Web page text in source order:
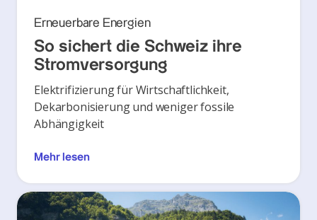
Erneuerbare Energien
So sichert die Schweiz ihre
Stromversorgung
Elektrifizierung für Wirtschaftlichkeit,
Dekarbonisierung und weniger fossile
Abhängigkeit
Mehr lesen